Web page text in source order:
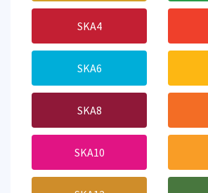
SKA4
SKA6
SKA8
SKA10